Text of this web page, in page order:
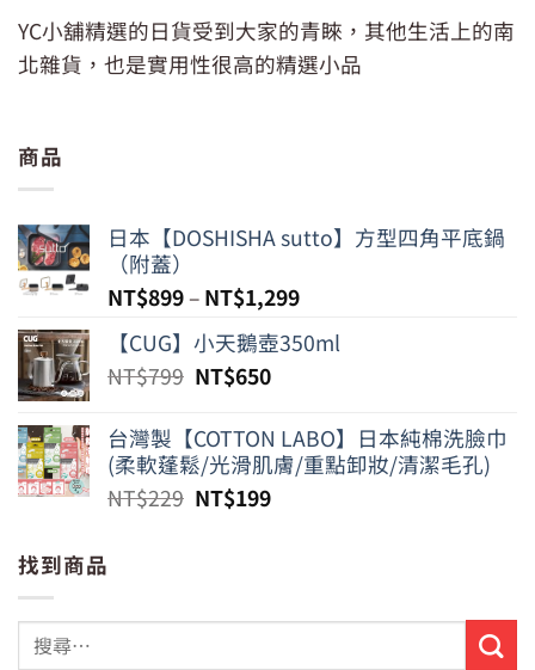
YC小舖精選的日貨受到大家的青睞，其他生活上的南
北雜貨，也是實用性很高的精選小品
商品
日本【DOSHISHA sutto】方型四角平底鍋
（附蓋）
NT$899– NT$1,299
【CUG】小天鵝壺350ml
NT$799 原
價
格：
NT$799。
NT$650目
價
格：
NT$650。
台灣製【COTTON LABO】日本純棉洗臉巾
(柔軟蓬鬆/光滑肌膚/重點卸妝/清潔毛孔)
NT$229 原
NT$199目
找到商品